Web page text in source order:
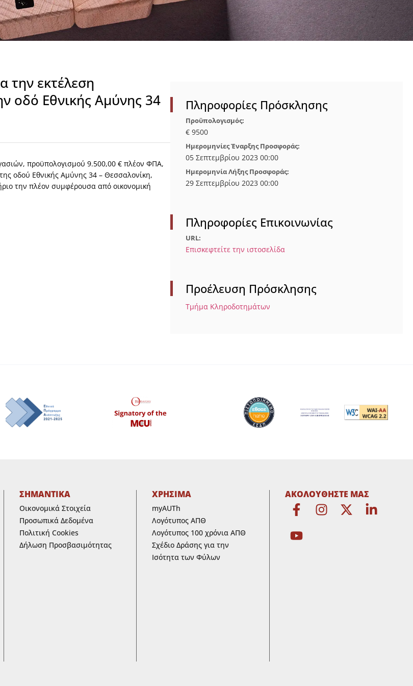
την εκτέλεση
οδό Εθνικής Αμύνης 34
προϋπολογισμού 9.500,00 € πλέον ΦΠΑ,
οδού Εθνικής Αμύνης 34 – Θεσσαλονίκη,
την πλέον συμφέρουσα από οικονομική
Πληροφορίες Πρόσκλησης
Προϋπολογισμός:
€ 9500
Ημερομηνίες Έναρξης Προσφοράς:
05 Σεπτεμβρίου 2023 00:00
Ημερομηνία Λήξης Προσφοράς:
29 Σεπτεμβρίου 2023 00:00
Πληροφορίες Επικοινωνίας
URL:
Επισκεφτείτε την ιστοσελίδα
Προέλευση Πρόσκλησης
Τμήμα Κληροδοτημάτων
ΣΗΜΑΝΤΙΚΑ
Οικονομικά Στοιχεία
Προσωπικά Δεδομένα
Πολιτική Cookies
Δήλωση Προσβασιμότητας
ΧΡΗΣΙΜΑ
myAUTh
Λογότυπος ΑΠΘ
Λογότυπος 100 χρόνια ΑΠΘ
Σχέδιο Δράσης για την
Ισότητα των Φύλων
ΑΚΟΛΟΥΘΗΣΤΕ ΜΑΣ